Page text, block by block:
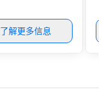
package upgrade is
provides guests a
a typical sit-down
了解更多信息